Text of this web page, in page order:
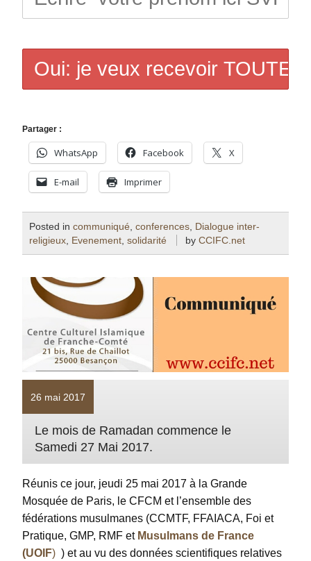
Partager :
WhatsApp Facebook X
E-mail Imprimer
Posted incommuniqué ,conferences Dialogue inter-
religieux Evenement ,solidarité by CCIFC.net
26 mai 2017
Le mois de Ramadan commence le
Samedi 27 Mai 2017.
Réunis ce jour, jeudi 25 mai 2017 à la Grande
Mosquée de Paris, le CFCM et l’ensemble des
fédérations musulmanes (CCMTF, FFAIACA, Foi et
Pratique, GMP, RMF et Musulmans de France
(UOIF) ) et au vu des données scientifiques relatives